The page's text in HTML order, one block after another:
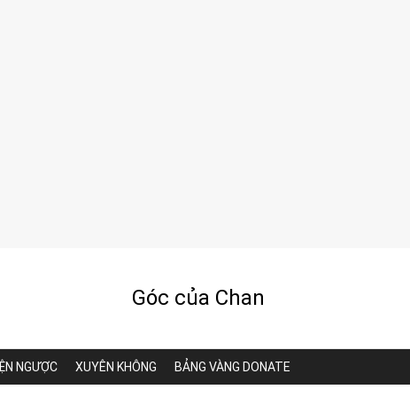
Góc của Chan
NGƯỢC XUYÊN KHÔNG BẢNG VÀNG DONATE